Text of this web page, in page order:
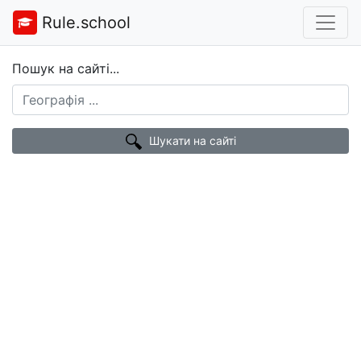
Rule.school
Пошук на сайті...
Шукати на сайті